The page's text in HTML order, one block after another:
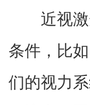
近视激
条件，比
们的视力